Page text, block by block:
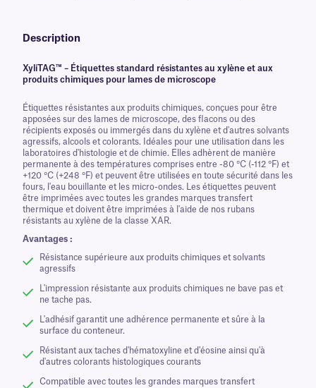
Description
XyliTAG™ – Étiquettes standard résistantes au xylène et aux
produits chimiques pour lames de microscope
Étiquettes résistantes aux produits chimiques, conçues pour être
apposées sur des lames de microscope, des flacons ou des
récipients exposés ou immergés dans du xylène et d'autres solvants
agressifs, alcools et colorants. Idéales pour une utilisation dans les
laboratoires d'histologie et de chimie. Elles adhèrent de manière
permanente à des températures comprises entre -80 °C (-112 °F) et
+120 °C (+248 °F) et peuvent être utilisées en toute sécurité dans les
fours, l'eau bouillante et les micro-ondes. Les étiquettes peuvent
être imprimées avec toutes les grandes marques transfert
thermique et doivent être imprimées à l'aide de nos rubans
résistants au xylène de la classe XAR.
Avantages :
Résistance supérieure aux produits chimiques et solvants
agressifs
L'impression résistante aux produits chimiques ne bave pas et
ne tache pas.
L'adhésif garantit une adhérence permanente et sûre à la
surface du conteneur.
Résistant aux taches d'hématoxyline et d'éosine ainsi qu'à
d'autres colorants histologiques courants
Compatible avec toutes les grandes marques transfert